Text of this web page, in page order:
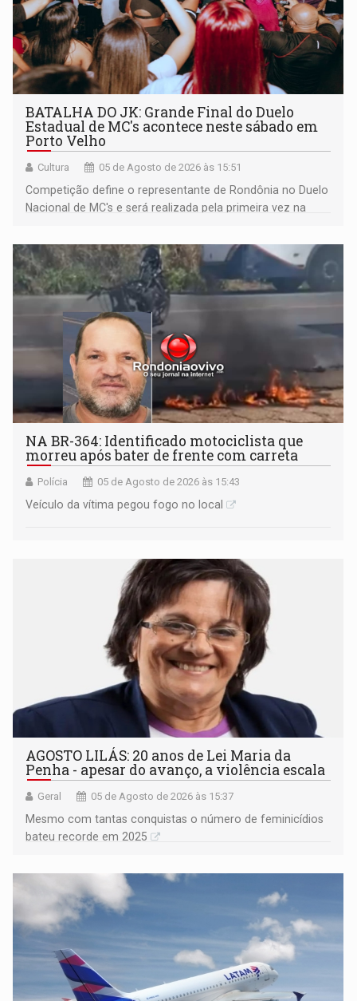
BATALHA DO JK: Grande Final do Duelo
Estadual de MC's acontece neste sábado em
Porto Velho
Cultura 05 de Agosto de 2026 às 15:51
Competição define o representante de Rondônia no Duelo
Nacional de MC's e será realizada pela primeira vez na
NA BR-364: Identificado motociclista que
morreu após bater de frente com carreta
Polícia 05 de Agosto de 2026 às 15:43
Veículo da vítima pegou fogo no local
AGOSTO LILÁS: 20 anos de Lei Maria da
Penha - apesar do avanço, a violência escala
Geral 05 de Agosto de 2026 às 15:37
Mesmo com tantas conquistas o número de feminicídios
bateu recorde em 2025